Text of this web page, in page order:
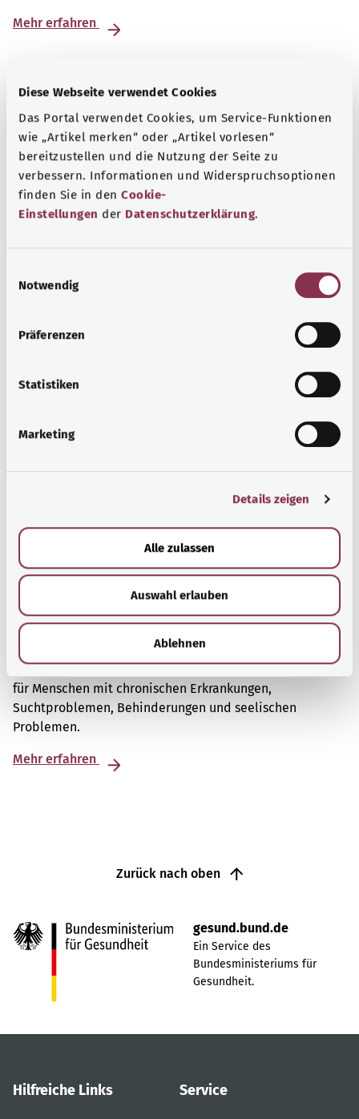
Diese Webseite verwendet Cookies
Das Portal verwendet Cookies, um Service-Funktionen
wie „Artikel merken“ oder „Artikel vorlesen“
bereitzustellen und die Nutzung der Seite zu
verbessern. Informationen und Widerspruchsoptionen
finden Sie in den Cookie-
Einstellungen der Datenschutzerklärung.
Notwendig
Präferenzen
Statistiken
Marketing
Details zeigen
Alle zulassen
Auswahl erlauben
Ablehnen
Mehr erfahren
Beratung und Hilfe
Informationsangebote zu bestimmten
Mehr erfahren
Selbsthilfe
Selbsthilfegruppen bieten Austausch und Unterstützung
für Menschen mit chronischen Erkrankungen,
Suchtproblemen, Behinderungen und seelischen
Problemen.
Mehr erfahren
Zurück nach oben
gesund.bund.de
Ein Service des
Bundesministeriums für
Gesundheit.
Hilfreiche Links Service